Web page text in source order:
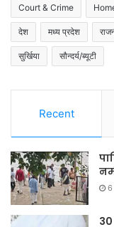
Court & Crime
देश मध्य प्रदेश
सुर्खिया सौन्दर्य/ब्यूटी
Recent
6